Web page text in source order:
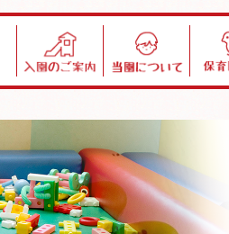
の
ご
内
に
つ
て
情